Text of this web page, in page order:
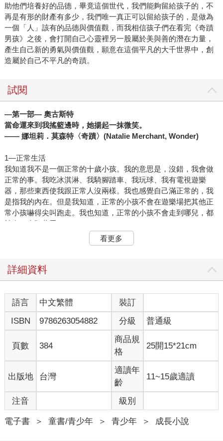
助他們培養好的品德，畢竟這個世代，我們能夠留給孩子的，不
再是有形的財產有多少，我們唯一真正可以留給孩子的，是做為
一個「人」該有的品德與價值觀，而我相信孩子們在看完《奇蹟
男孩》之後，會打開自己心靈裡另一股屬於美與善的潛在力量，
產生自己新的勇氣與價值觀，願意在這個平凡的大千世界中，創
造屬於自己不平凡的奇蹟。
試閱
―第一部― 奧古斯特
當命運來到我搖籃邊時，她揚起一抹微笑。
—— 娜坦莉．莫森特〈奇蹟〉(Natalie Merchant, Wonder)
1―正常生活
我知道我不是一個正常的十歲小孩。我的意思是，沒錯，我會做
正常的事。我吃冰淇淋、我騎腳踏車、我玩球、我有電視遊樂
器，那些東西使我跟正常人沒兩樣。我也感覺自己滿正常的，我
是指我的內在。但是我知道，正常的小孩不會在遊樂場把其他正
常小孩嚇得尖叫跑走。我也知道，正常的小孩不會走到哪兒，都
被人一直盯著看。
如果我找到神燈，能夠許一個心願；那麼我會希望自己擁有一張
毫不起眼、正常的臉。我希望走在街上的時候，不會引起路人注
我稱不上正常的唯一理由，就是沒有其他人用正常的眼光看我。
我、媽媽、爸爸和維亞。喔，事實上，我得收回這句話，因為維
亞還不是很習慣。要是有人做出粗魯舉動，她會火冒三丈。比方
說，有一次我們去遊樂場，幾個年紀比較大的小孩在一旁吵鬧。
我因為沒聽見，根本不知道有什麼噪音，但是維亞聽見了，她馬
上開始對那些人大吼大叫。她就是這樣，但我不是。
維亞並沒有把我當成正常人看待，雖然她說她有。但是如果我是
正常人，她就不需要把我保護成這樣。還有爸媽，他們也沒有把
我當作正常人。他們把我當成特殊情況。我覺得全世界唯一明白
我有多正常的人，就只有我自己。
對了，我叫奧古斯特。我不會把我的長相描述給你聽。無論你腦
中有什麼想像，恐怕都比那要糟得多。
看更多
詳細資料
語言 中文繁體
裝訂
ISBN
9786263054882 分級 普通級
頁數 384
商品規
格
25開15*21cm
出版地 台灣
適讀年
齡
11~15歲適讀
注音 級別
電子書 ＞ 童書/青少年 ＞ 青少年 ＞ 成長小說